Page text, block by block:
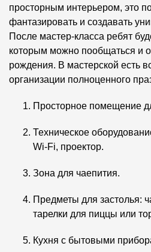
просторным интерьером, это
фантазировать и создавать
После мастер-класса ребят
которым можно пообщаться и
рождения. В мастерской есть
организации полноценного
Просторное помещение
Техническое
Wi-Fi, проектор.
Зона для чаепития.
Предметы для застолья:
тарелки для пиццы или
Кухня с бытовыми